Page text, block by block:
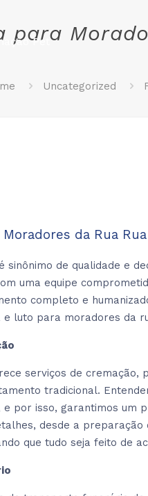
Pet
para
Uncategorized
Moradores da Rua
sinônimo de qualidade e
uma equipe
completo e
luto para moradores da
serviços de cremação,
tradicional.
e por isso, garantimos um
desde a
que tudo seja feito de